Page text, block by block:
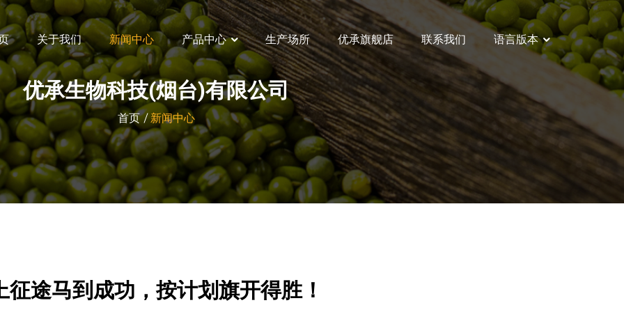
关于我们 新闻中心 产品中心 生产场所 优承旗舰店 联系我们 语言版本
优承生物科技(烟台)有限公司
首页 新闻中心
征途马到成功，按计划旗开得胜！